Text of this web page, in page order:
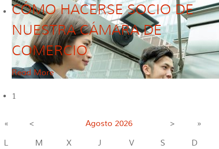
CÓMO HACERSE SOCIO DE
NUESTRA CÁMARA DE
COMERCIO
Read More
1
« < Agosto 2026 >
»
L
M X J V S
D